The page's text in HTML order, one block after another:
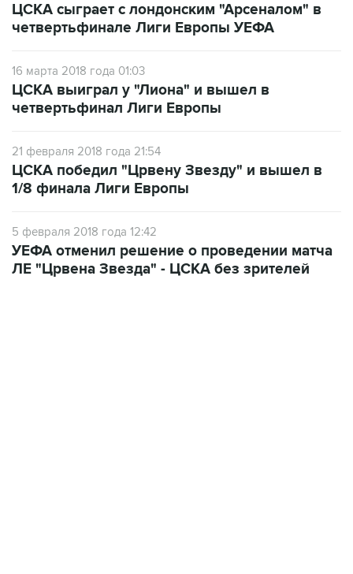
ЦСКА сыграет с лондонским "Арсеналом" в
четвертьфинале Лиги Европы УЕФА
16 марта 2018 года 01:03
ЦСКА выиграл у "Лиона" и вышел в
четвертьфинал Лиги Европы
21 февраля 2018 года 21:54
ЦСКА победил "Црвену Звезду" и вышел в
1/8 финала Лиги Европы
5 февраля 2018 года 12:42
УЕФА отменил решение о проведении матча
ЛЕ "Црвена Звезда" - ЦСКА без зрителей